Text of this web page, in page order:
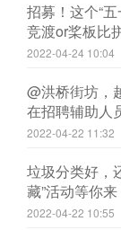
招募！这个“
竞渡or桨板比
2022-04-24 10:04
@洪桥街坊，
在招聘辅助人
2022-04-22 11:32
垃圾分类好，
藏”活动等你来
2022-04-22 10:55